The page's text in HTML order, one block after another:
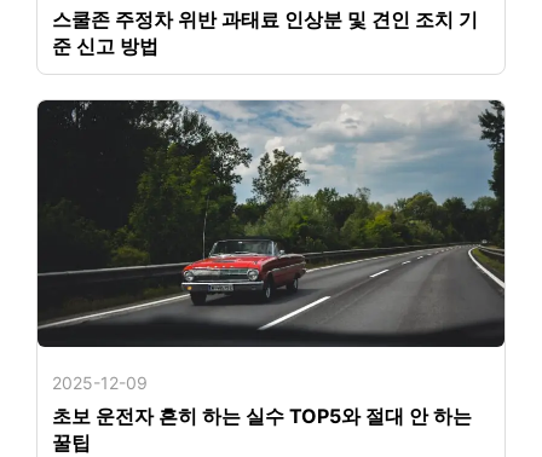
스쿨존 주정차 위반 과태료 인상분 및 견인 조치 기
준 신고 방법
2025-12-09
초보 운전자 흔히 하는 실수 TOP5와 절대 안 하는
꿀팁